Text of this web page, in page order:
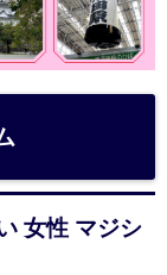
女性 マジシ